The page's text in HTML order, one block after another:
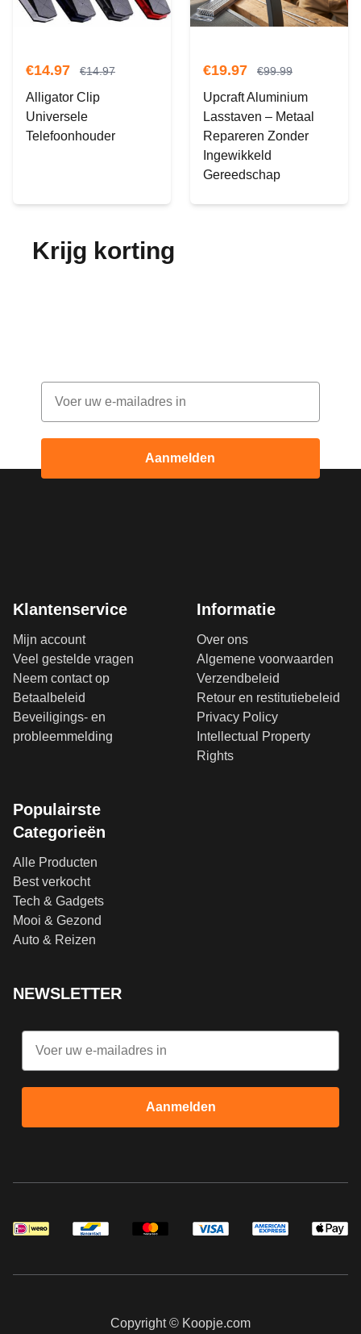
€14.97 €14.97
Alligator Clip
Universele
Telefoonhouder
€19.97 €99.99
Upcraft Aluminium
Lasstaven – Metaal
Repareren Zonder
Ingewikkeld
Gereedschap
Krijg korting
Email
Aanmelden
Klantenservice
Mijn account
Veel gestelde vragen
Neem contact op
Betaalbeleid
Beveiligings- en
probleemmelding
Informatie
Over ons
Algemene voorwaarden
Verzendbeleid
Retour en restitutiebeleid
Privacy Policy
Intellectual Property
Rights
Populairste
Categorieën
Alle Producten
Best verkocht
Tech & Gadgets
Mooi & Gezond
Auto & Reizen
NEWSLETTER
Email
Aanmelden
Copyright © Koopje.com